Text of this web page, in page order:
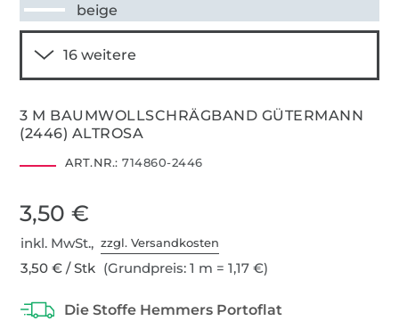
beige
3 M BAUMWOLLSCHRÄGBAND GÜTERMANN
(2446) ALTROSA
ART.NR.: 714860-2446
3,50 €
inkl. MwSt.,zzgl. Versandkosten
3,50 € / Stk (Grundpreis: 1 m = 1,17 €)